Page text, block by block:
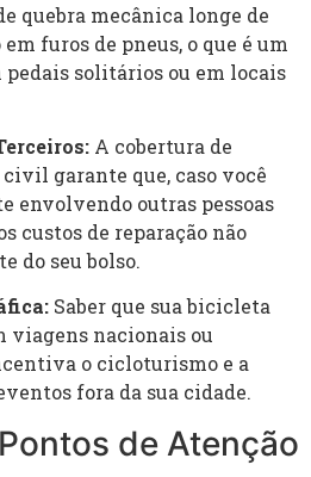
quebra mecânica longe de
furos de pneus, o que é um
solitários ou em locais
A cobertura de
garante que, caso você
envolvendo outras pessoas
custos de reparação não
do seu bolso.
Saber que sua bicicleta
viagens nacionais ou
o cicloturismo e a
fora da sua cidade.
de Atenção